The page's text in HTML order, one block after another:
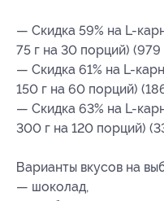
— Скидка 59% на L-
75 г на 30 порций)
— Скидка 61% на L-
150 г на 60 порций)
— Скидка 63% на L-
300 г на 120 порций)
Варианты вкусов на
— шоколад,